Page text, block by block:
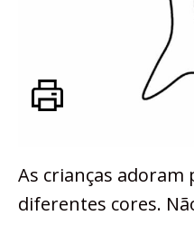
As crianças
diferentes cores.